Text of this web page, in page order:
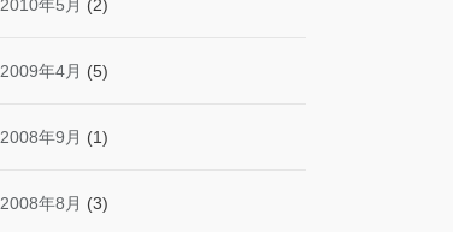
2010年5月 (2)
2009年4月 (5)
2008年9月 (1)
2008年8月 (3)